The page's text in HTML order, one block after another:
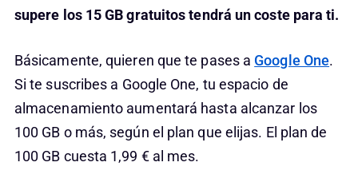
supere los 15 GB gratuitos tendrá un coste para ti.
Básicamente, quieren que te pases a Google One.
Si te suscribes a Google One, tu espacio de
almacenamiento aumentará hasta alcanzar los
100 GB o más, según el plan que elijas. El plan de
100 GB cuesta 1,99 € al mes.